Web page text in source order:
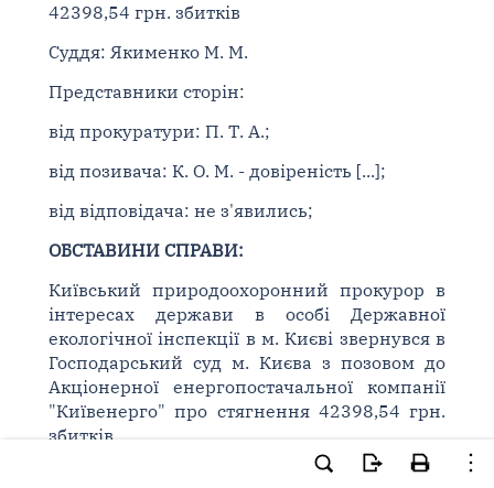
42398,54 грн. збитків
Суддя: Якименко М. М.
Представники сторін:
від прокуратури: П. Т. А.;
від позивача: К. О. М. - довіреність [...];
від відповідача: не з'явились;
ОБСТАВИНИ СПРАВИ:
Київський природоохоронний прокурор в
інтересах держави в особі Державної
екологічної інспекції в м. Києві звернувся в
Господарський суд м. Києва з позовом до
Акціонерної енергопостачальної компанії
"Київенерго" про стягнення 42398,54 грн.
збитків.
Позовні вимоги мотивовані тим, що